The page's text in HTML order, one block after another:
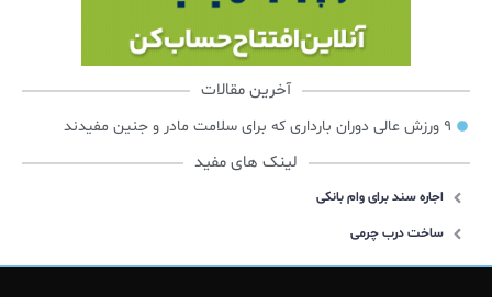
آخرین مقالات
۹ ورزش عالی دوران بارداری که برای سلامت مادر و جنین مفیدند
لینک های مفید
اجاره سند برای وام بانکی
ساخت درب چرمی